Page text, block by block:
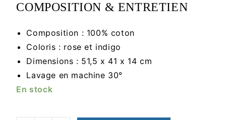
COMPOSITION & ENTRETIEN
Composition : 100% coton
Coloris : rose et indigo
Dimensions : 51,5 x 41 x 14 cm
Lavage en machine 30°
En stock